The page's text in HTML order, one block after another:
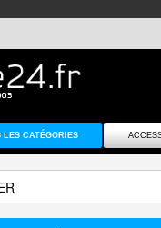
LES CATÉGORIES